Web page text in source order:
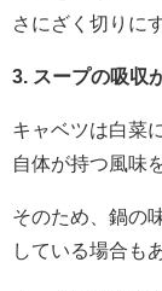
さにざく切りに
3. スープの吸収
キャベツは白菜
自体が持つ風味
そのため、鍋の
している場合も